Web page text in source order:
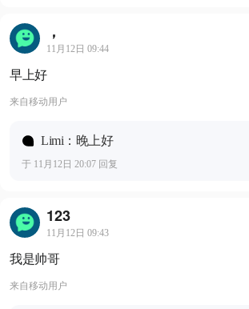
，
11月12日 09:44
早上好
来自移动用户
Limi：晚上好
于 11月12日 20:07 回复
123
11月12日 09:43
我是帅哥
来自移动用户